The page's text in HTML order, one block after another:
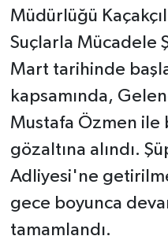
Müdürlüğü
Suçlarla Mücadele
Mart tarihinde
kapsamında,
Mustafa Özmen ile
gözaltına alındı.
Adliyesi'ne
gece boyunca
tamamlandı.